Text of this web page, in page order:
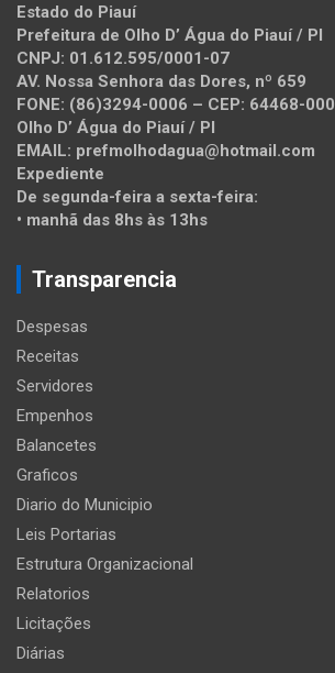
Estado do Piauí
Prefeitura de Olho D’ Água do Piauí / PI
CNPJ: 01.612.595/0001-07
AV. Nossa Senhora das Dores, nº 659
FONE: (86)3294-0006 – CEP: 64468-000
Olho D’ Água do Piauí / PI
EMAIL: prefmolhodagua@hotmail.com
Expediente
De segunda-feira a sexta-feira:
• manhã das 8hs às 13hs
Transparencia
Despesas
Receitas
Servidores
Empenhos
Balancetes
Graficos
Diario do Municipio
Leis Portarias
Estrutura Organizacional
Relatorios
Licitações
Diárias